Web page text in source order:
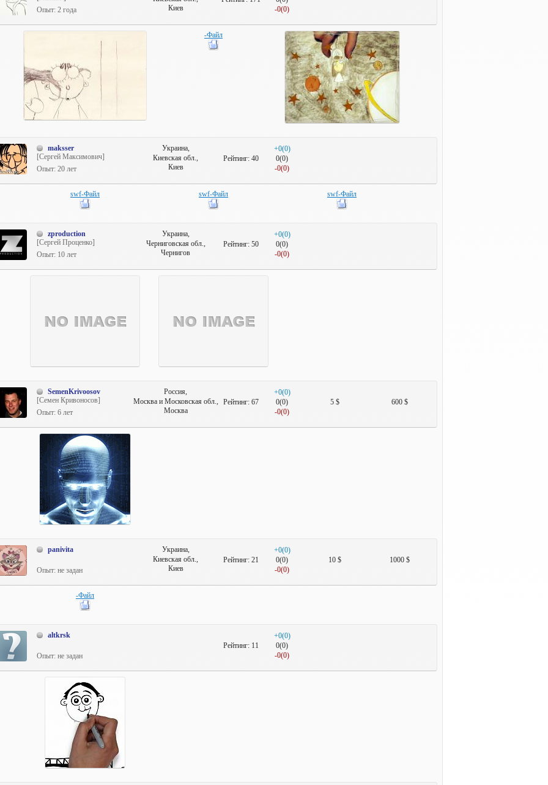
Опыт: 2 года
-0(0)
Киев
-Файл
maksser
[Сергей Максимович]
Опыт: 20 лет
+0(0)
0(0)
-0(0)
Рейтинг:40
Украина,
Киевская обл.,
Киев
swf-Файл swf-Файл swf-Файл
zproduction
[Сергей Проценко]
Опыт: 10 лет
+0(0)
0(0)
-0(0)
Рейтинг:50
Украина,
Черниговская обл.,
Чернигов
SemenKrivoosov
[Семен Кривоносов]
Опыт: 6 лет
600 $
5 $
+0(0)
0(0)
-0(0)
Рейтинг:67
Россия,
Москва и Московская обл.,
Москва
panivita
Опыт: не задан
1000 $
10 $
+0(0)
0(0)
-0(0)
Рейтинг:21
Украина,
Киевская обл.,
Киев
-Файл
altkrsk
Опыт: не задан
+0(0)
0(0)
-0(0)
Рейтинг:11